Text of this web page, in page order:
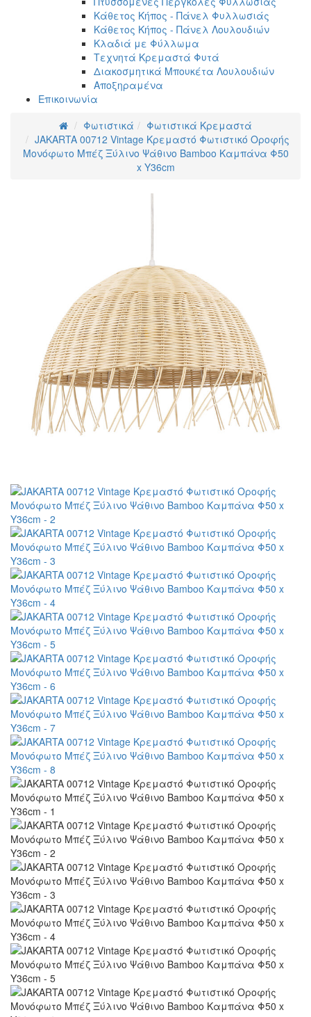
Κάθετος Κήπος - Πάνελ Φυλλωσιάς
Κάθετος Κήπος - Πάνελ Λουλουδιών
Κλαδιά με Φύλλωμα
Τεχνητά Κρεμαστά Φυτά
Διακοσμητικά Μπουκέτα Λουλουδιών
Αποξηραμένα
Επικοινωνία
Φωτιστικά
Φωτιστικά Κρεμαστά
JAKARTA 00712 Vintage Κρεμαστό Φωτιστικό Οροφής
Μονόφωτο Μπέζ Ξύλινο Ψάθινο Bamboo Καμπάνα Φ50
x Y36cm